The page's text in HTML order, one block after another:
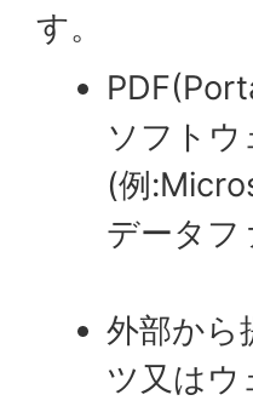
す。
ソフト
(例
データフ
外部から
ツ又はウ